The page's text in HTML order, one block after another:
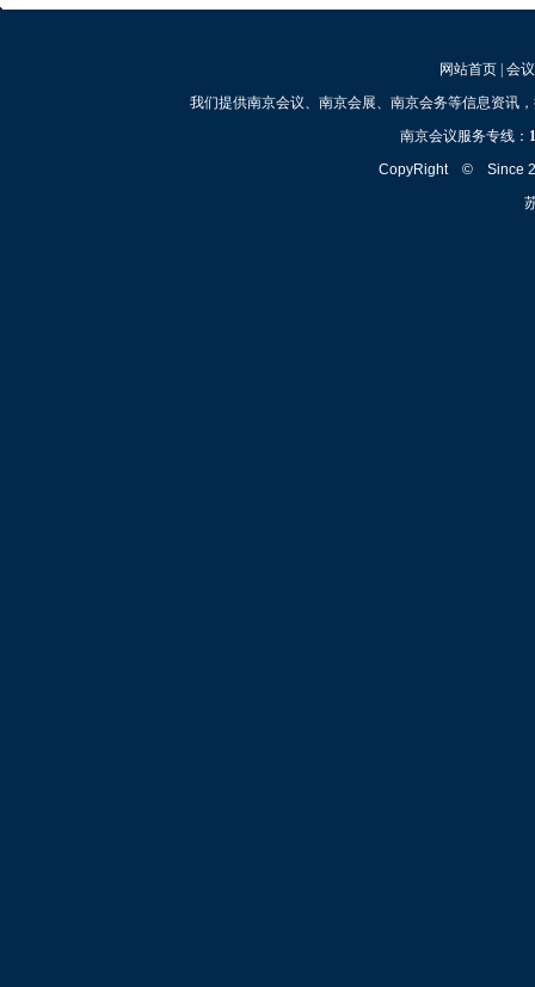
网站首页| 会
我们提供南京会议、南京会展、南京会务等信息资讯
南京会议服务专线：
CopyRight © Since